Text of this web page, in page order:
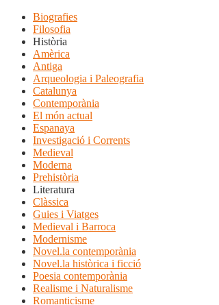
Biografies
Filosofia
Història
Amèrica
Antiga
Arqueologia i Paleografia
Catalunya
Contemporània
El món actual
Espanaya
Investigació i Corrents
Medieval
Moderna
Prehistòria
Literatura
Clàssica
Guies i Viatges
Medieval i Barroca
Modernisme
Novel.la contemporània
Novel.la històrica i ficció
Poesia contemporània
Realisme i Naturalisme
Romanticisme